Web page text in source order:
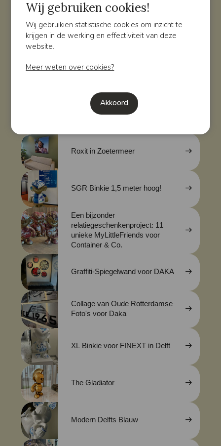
Rotterdam
Skyline in Bladkoper voor
Randstad Vastgoed Groep
Jouw bedrijfs verhaal aan de
Roxit in Zoetermeer
SGR Binkie 1,5 meter hoog!
Een bijzonder
relatiegeschenkenproject: 11
unieke MyLittleFriends voor
Container & Co.
Graffiti-Spiegelwand voor DAKA
Collage van Oude Rotterdamse
Foto's voor Daka
XL Binkie voor FINEXT in Delft
The Gladiator
Modern Delfts Blauw
Wij gebruiken cookies!
Wij gebruikien statistische cookies om inzicht te
krijgen in de werking en effectiviteit van deze
website.
Meer weten over cookies?
Akkoord